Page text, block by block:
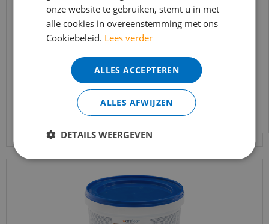
Xtrafloor - Voegpasta PVC vloeren 1L silk grey
Bekijk product
bereikbaar.
Bestelling worden uiteraard verwerkt
echter iets minder snel dan wat je van ons
gewend bent.
Voor vragen kan je ons bereiken via
info@merkvloerenwinkel.nl
onze website te gebruiken, stemt u in met
alle cookies in overeenstemming met ons
Cookiebeleid. Lees verder
ALLES ACCEPTEREN
ALLES AFWIJZEN
DETAILS WEERGEVEN